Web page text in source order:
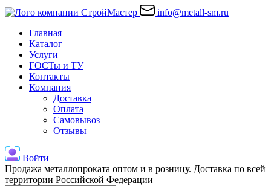
info@metall-sm.ru
Главная
Каталог
Услуги
ГОСТы и ТУ
Контакты
Компания
Доставка
Оплата
Самовывоз
Отзывы
Войти
Продажа металлопроката оптом и в розницу. Доставка по всей
территории Российской Федерации